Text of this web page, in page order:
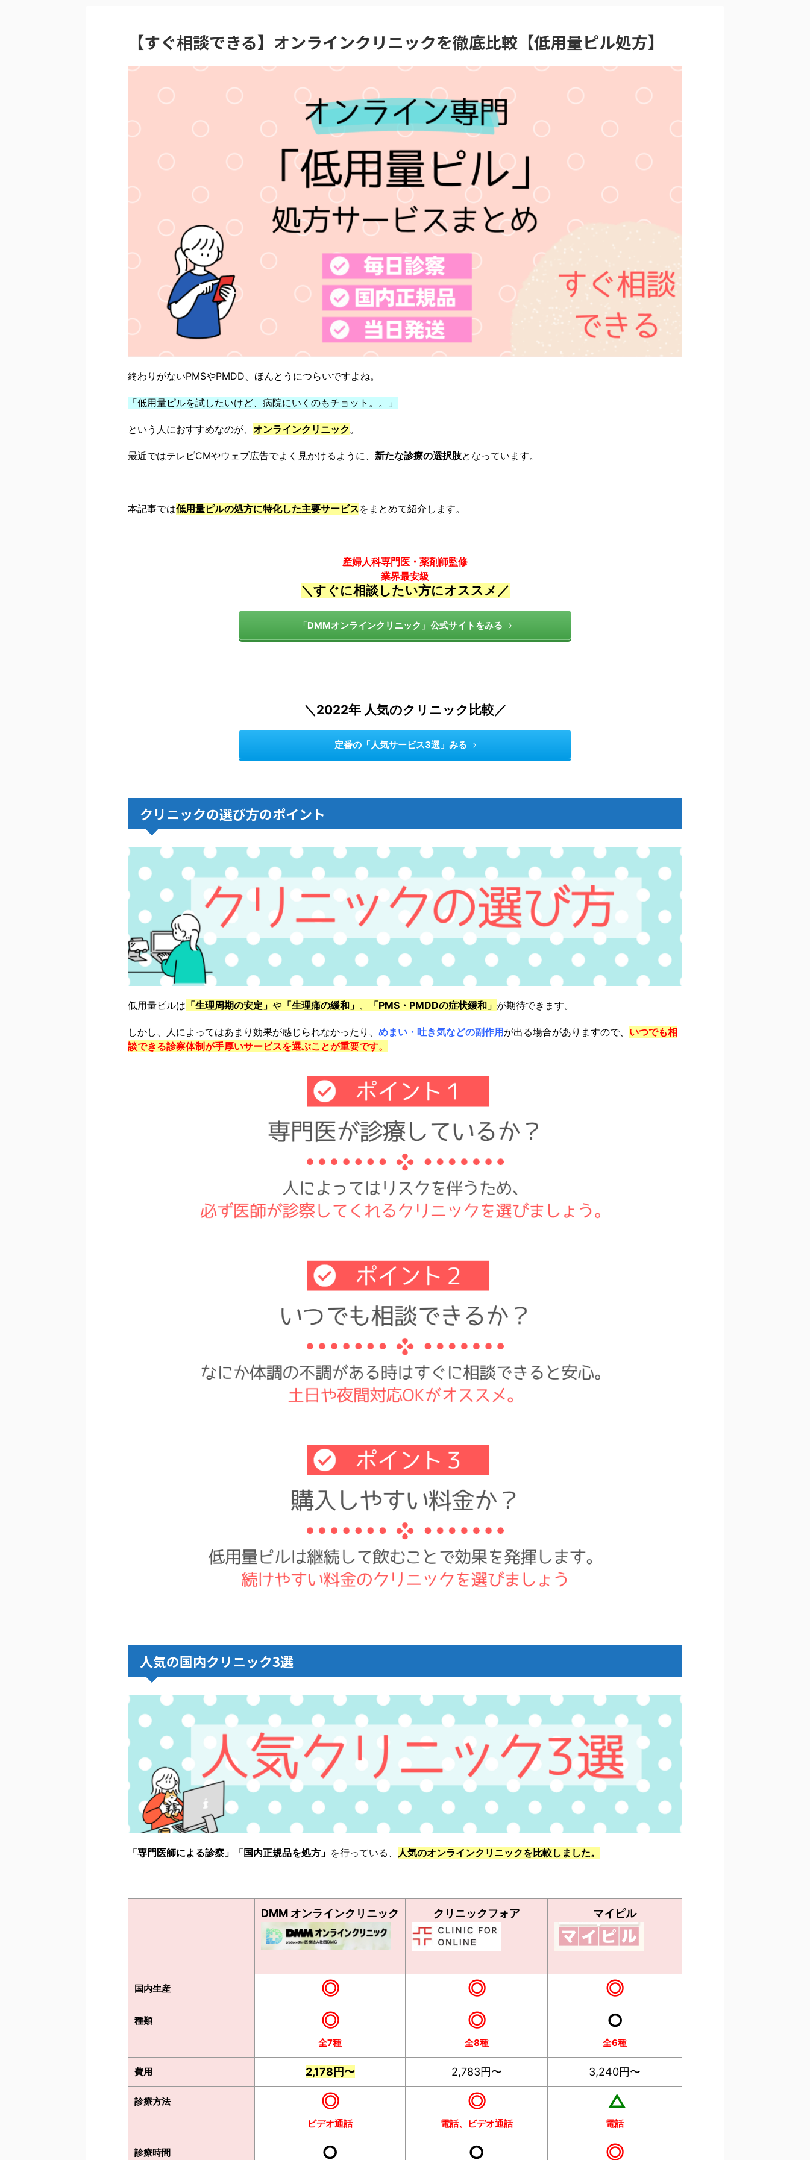
【すぐ相談できる】オンラインクリニックを徹底比較【低用量ピル処方】
終わりがないPMSやPMDD、ほんとうにつらいですよね。
「低用量ピルを試したいけど、病院にいくのもチョット。。」
という人におすすめなのが、 オンラインクリニック。
最近ではテレビCMやウェブ広告でよく見かけるように、 新たな診療の選択肢となっています。
本記事では低用量ピルの処方に特化した主要サービスをまとめて紹介します。
産婦人科専門医・薬剤師監修
業界最安級
＼すぐに相談したい方にオススメ／
「DMMオンラインクリニック」公式サイトをみる
＼2022年 人気のクリニック比較／
定番の「人気サービス3選」みる
クリニックの選び方のポイント
低用量ピルは 「生理周期の安定」 や 「生理痛の緩和」 、 「PMS・PMDDの症状緩和」 が期待できます。
しかし、人によってはあまり効果が感じられなかったり、 めまい・吐き気などの副作用 が出る場合がありますので、 いつでも相
談できる診察体制が手厚いサービスを選ぶことが重要です。
人気の国内クリニック3選
「専門医師による診察」「国内正規品を処方」 を行っている、 人気のオンラインクリニックを比較しました。
DMM オンラインクリニック クリニックフォア マイピル
国内生産 ◎ ◎ ◎
種類 ◎
全7種
◎
全8種
○
全6種
費用 2,178円〜 2,783円〜 3,240円〜
診療方法 ◎
ビデオ通話
◎
電話、ビデオ通話
△
電話
診療時間 ○ ○ ◎